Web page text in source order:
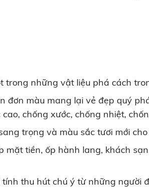
trong những vật liệu phá cách
màu mang lại vẻ đẹp quý
chống xước, chống nhiệt,
trọng và màu sắc tươi mới
tiền, ốp hành lang, khách
thu hút chú ý từ những người